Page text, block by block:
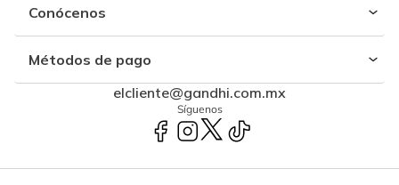
Conócenos
Métodos de pago
elcliente@gandhi.com.mx
Síguenos